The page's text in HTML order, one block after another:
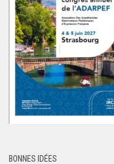
BONNES IDÉES